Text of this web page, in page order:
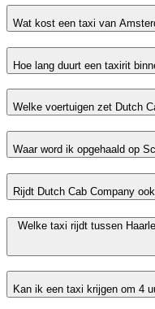
Wat kost een taxi van
Hoe lang duurt een taxirit
Welke voertuigen zet Dutch
Waar word ik opgehaald op
Rijdt Dutch Cab Company
Welke taxi rijdt tussen
Kan ik een taxi krijgen om 4